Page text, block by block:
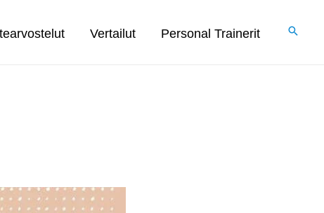
Vertailut Personal Trainerit